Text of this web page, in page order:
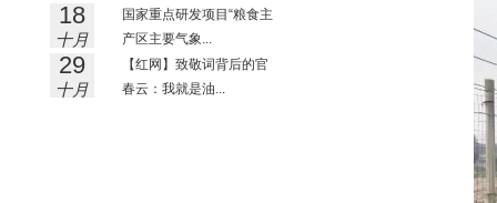
18
十月
国家重点研发项目“粮食主
产区主要气象...
29
十月
【红网】致敬词背后的官
春云：我就是油...